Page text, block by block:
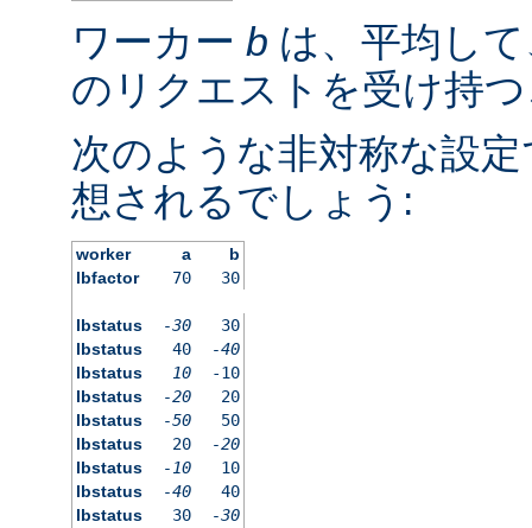
ワーカー b は、平均し
のリクエストを受け持
次のような非対称な設
想されるでしょう:
worker a
b
lbfactor
70 30
lbstatus -30
30
lbstatus
40
-40
lbstatus
10
-10
lbstatus
-20
20
lbstatus
-50
50
lbstatus
20
-20
lbstatus
-10
10
lbstatus
-40
40
lbstatus
30
-30